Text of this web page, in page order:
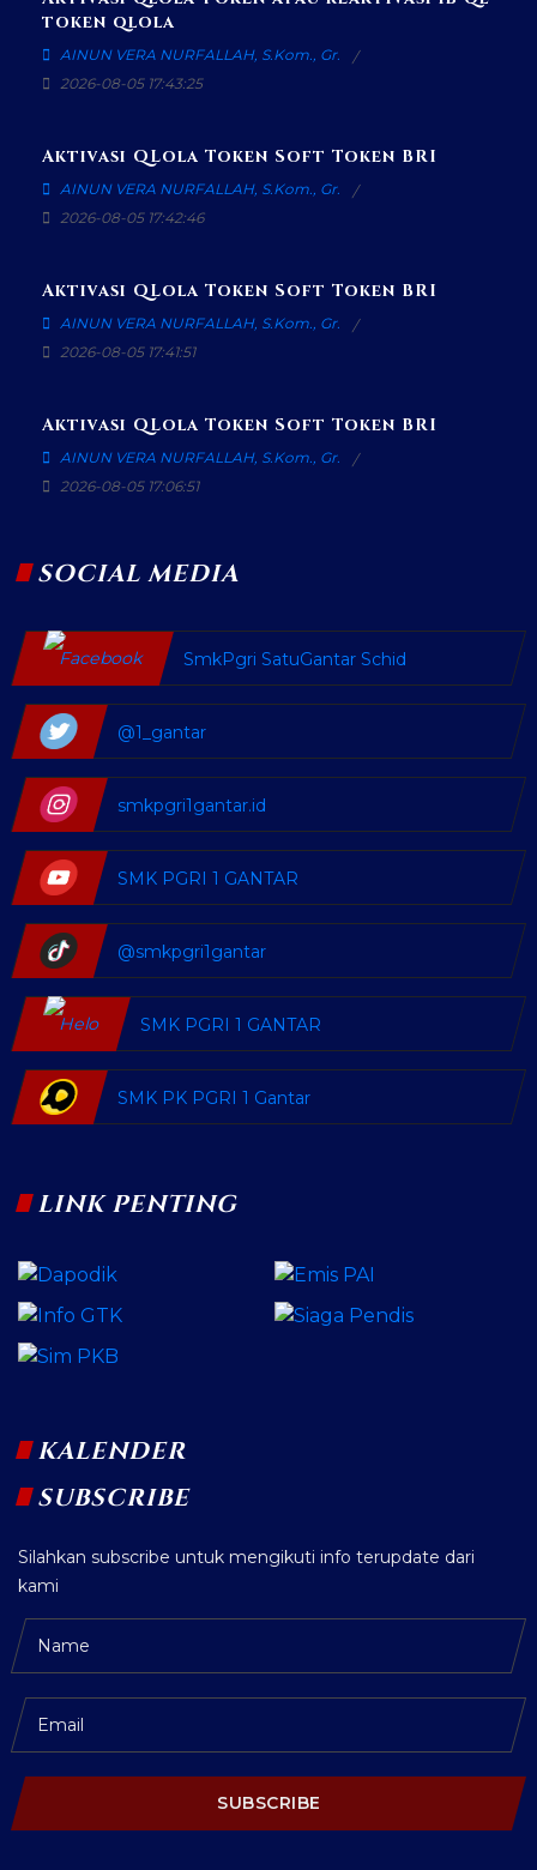
token qlola
AINUN VERA NURFALLAH, S.Kom., Gr.
2026-08-05 17:43:25
Aktivasi QLola Token Soft Token BRI
AINUN VERA NURFALLAH, S.Kom., Gr.
2026-08-05 17:42:46
Aktivasi QLola Token Soft Token BRI
AINUN VERA NURFALLAH, S.Kom., Gr.
2026-08-05 17:41:51
Aktivasi QLola Token Soft Token BRI
AINUN VERA NURFALLAH, S.Kom., Gr.
2026-08-05 17:06:51
SOCIAL MEDIA
SmkPgri SatuGantar Schid
@1_gantar
smkpgri1gantar.id
SMK PGRI 1 GANTAR
@smkpgri1gantar
SMK PGRI 1 GANTAR
SMK PK PGRI 1 Gantar
LINK PENTING
KALENDER
SUBSCRIBE
Silahkan subscribe untuk mengikuti info terupdate dari
kami
SUBSCRIBE